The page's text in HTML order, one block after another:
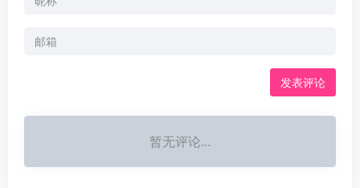
发表评论
暂无评论...